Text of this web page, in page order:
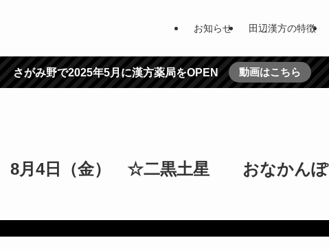
お知らせ 田辺漢方の特徴
さがみ野で2025年5月に漢方薬局をOPEN 動画はこちら
8月4日（金） ☆二黒土星 おなかんぽ